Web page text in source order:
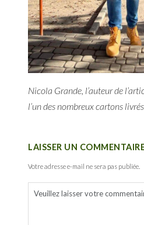
Nicola Grande, l’auteur de
l’un des nombreux cartons
LAISSER UN
Votre adresse e-mail ne sera pas publiée.